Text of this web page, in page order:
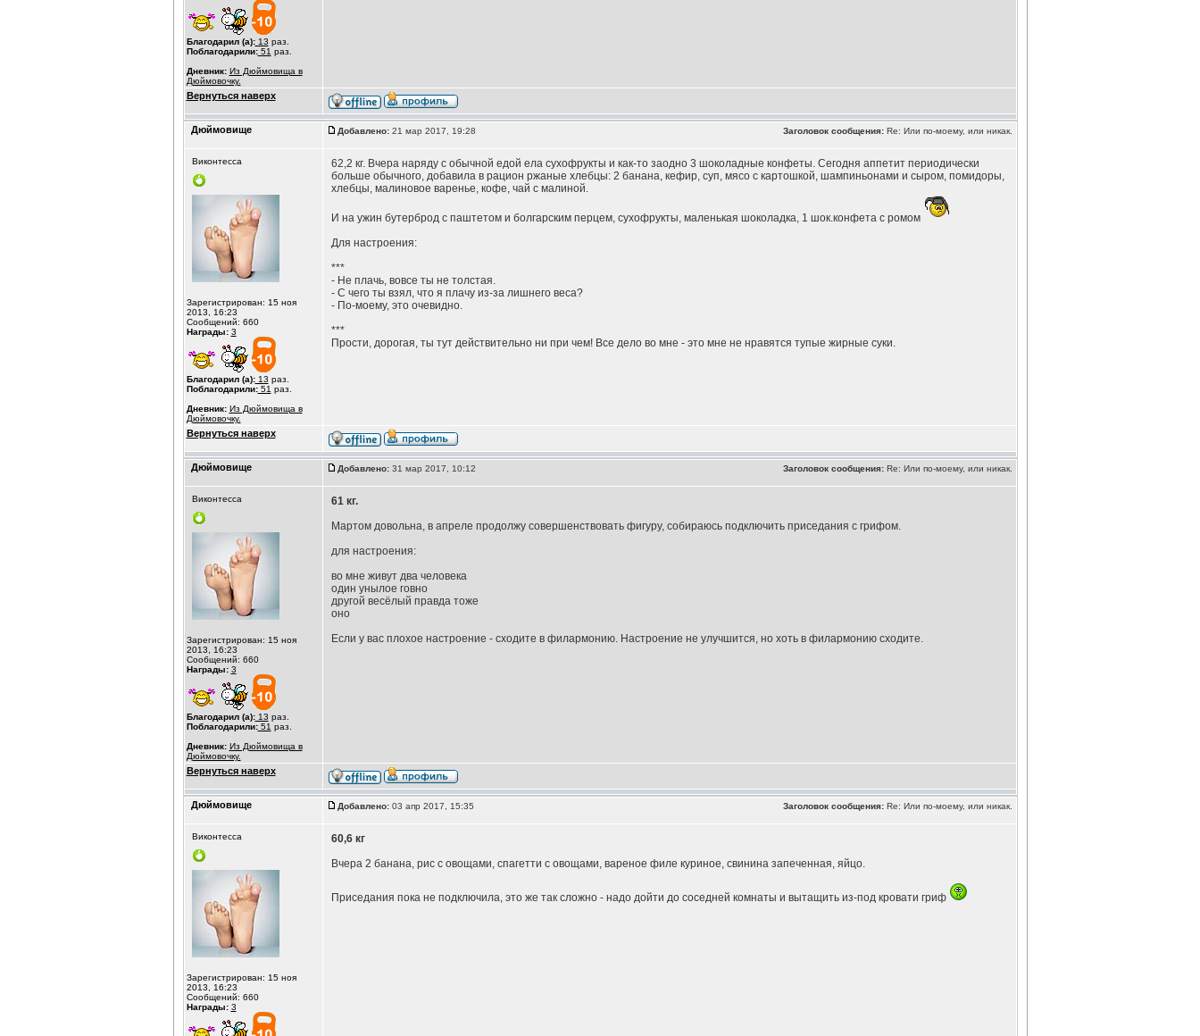
Благодарил (а):13 раз.
Поблагодарили:51 раз.
Дневник: Из Дюймовища в
Дюймовочку.
Вернуться наверх
Дюймовище Заголовок сообщения:Re: Или по-моему, или никак.
Добавлено:21 мар 2017, 19:28
Виконтесса
Зарегистрирован: 15 ноя
2013, 16:23
Сообщений: 660
Награды: 3
Благодарил (а):13 раз.
Поблагодарили:51 раз.
Дневник: Из Дюймовища в
Дюймовочку.
62,2 кг. Вчера наряду с обычной едой ела сухофрукты и как-то заодно 3 шоколадные конфеты. Сегодня аппетит периодически
больше обычного, добавила в рацион ржаные хлебцы: 2 банана, кефир, суп, мясо с картошкой, шампиньонами и сыром, помидоры,
хлебцы, малиновое варенье, кофе, чай с малиной.
И на ужин бутерброд с паштетом и болгарским перцем, сухофрукты, маленькая шоколадка, 1 шок.конфета с ромом
Для настроения:
***
- Не плачь, вовсе ты не толстая.
- С чего ты взял, что я плачу из-за лишнего веса?
- По-моему, это очевидно.
***
Прости, дорогая, ты тут действительно ни при чем! Все дело во мне - это мне не нравятся тупые жирные суки.
Вернуться наверх
Дюймовище Заголовок сообщения:Re: Или по-моему, или никак.
Добавлено:31 мар 2017, 10:12
Виконтесса
Зарегистрирован: 15 ноя
2013, 16:23
Сообщений: 660
Награды: 3
Благодарил (а):13 раз.
Поблагодарили:51 раз.
Дневник: Из Дюймовища в
Дюймовочку.
61 кг.
Мартом довольна, в апреле продолжу совершенствовать фигуру, собираюсь подключить приседания с грифом.
для настроения:
во мне живут два человека
один унылое говно
другой весёлый правда тоже
оно
Если у вас плохое настроение - сходите в филармонию. Настроение не улучшится, но хоть в филармонию сходите.
Вернуться наверх
Дюймовище Заголовок сообщения:Re: Или по-моему, или никак.
Добавлено:03 апр 2017, 15:35
Виконтесса
Зарегистрирован: 15 ноя
2013, 16:23
Сообщений: 660
Награды: 3
60,6 кг
Вчера 2 банана, рис с овощами, спагетти с овощами, вареное филе куриное, свинина запеченная, яйцо.
Приседания пока не подключила, это же так сложно - надо дойти до соседней комнаты и вытащить из-под кровати гриф